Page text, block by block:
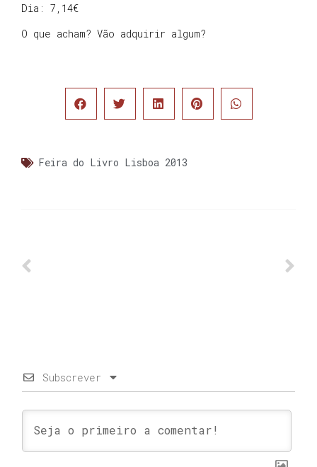
Dia: 7,14€
O que acham? Vão adquirir algum?
Feira do Livro Lisboa 2013
Subscrever